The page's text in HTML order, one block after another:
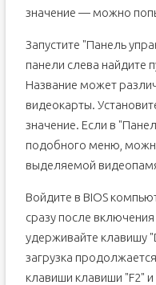
значение — можно
Запустите "Панель
панели слева найдите
Название может
видеокарты.
значение. Если в
подобного меню,
выделяемой
Войдите в BIOS
сразу после
удерживайте клавишу
загрузка
клавиши клавиши "F2" и